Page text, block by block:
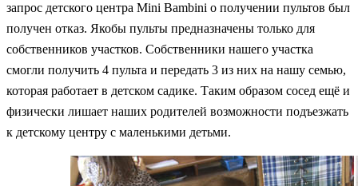
запрос детского центра Mini Bambini о получении пультов был
получен отказ. Якобы пульты предназначены только для
собственников участков. Собственники нашего участка
смогли получить 4 пульта и передать 3 из них на нашу семью,
которая работает в детском садике. Таким образом сосед ещё и
физически лишает наших родителей возможности подъезжать
к детскому центру с маленькими детьми.